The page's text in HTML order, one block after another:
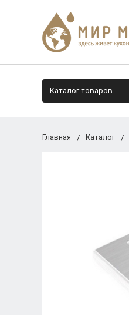
Каталог товаров
Главная Каталог